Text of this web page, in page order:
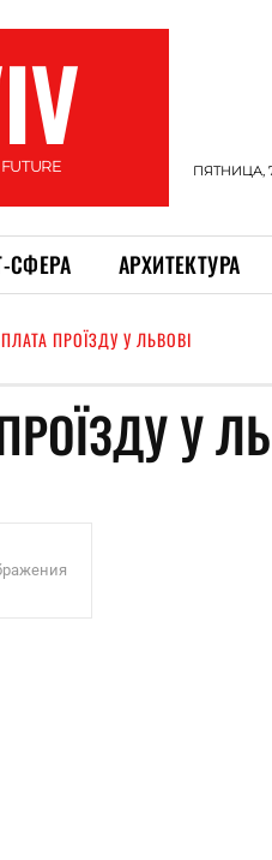
ПЯТНИЦА,
СФЕРА АРХИТЕКТУРА
ПРОЇЗДУ У ЛЬВОВІ
У